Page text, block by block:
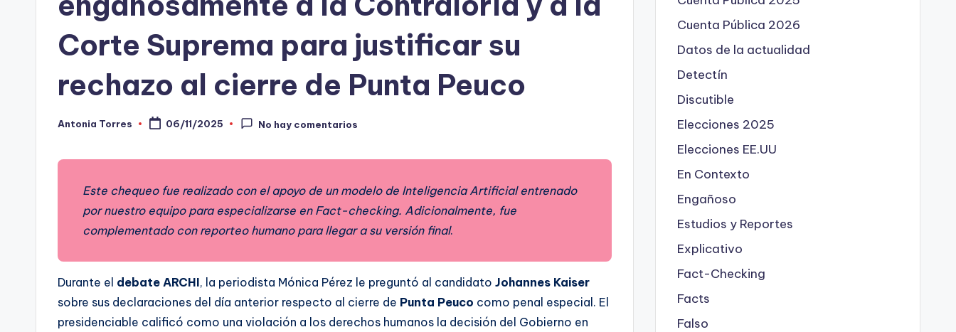
ki
Corte Suprema para justificar su
rechazo al cierre de Punta Peuco
Publicado
Antonia Torres 06/11/2025 No hay comentarios
Este chequeo fue realizado con el apoyo de un modelo de Inteligencia Artificial entrenado
por nuestro equipo para especializarse en Fact-checking. Adicionalmente, fue
complementado con reporteo humano para llegar a su versión final.
Durante el debate ARCHI, la periodista Mónica Pérez le preguntó al candidato Johannes Kaiser
sobre sus declaraciones del día anterior respecto al cierre de Punta Peuco como penal especial. El
presidenciable calificó como una violación a los derechos humanos la decisión del Gobierno en
Cuenta Pública 2026
Datos de la actualidad
Detectín
Discutible
Elecciones 2025
Elecciones EE.UU
En Contexto
Engañoso
Estudios y Reportes
Explicativo
Fact-Checking
Facts
Falso